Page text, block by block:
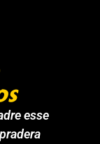
esse